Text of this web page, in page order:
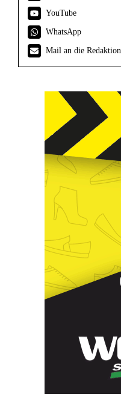
YouTube
WhatsApp
Mail an die Redaktion